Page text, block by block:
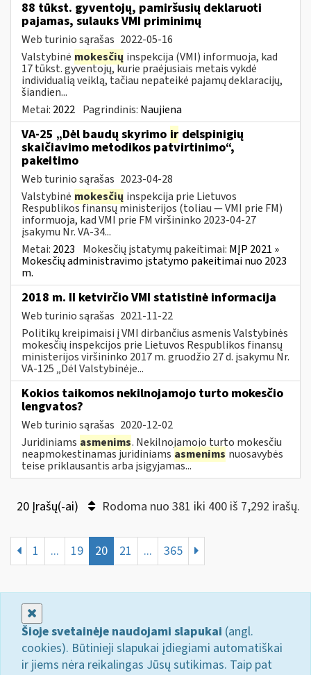
88 tūkst. gyventojų, pamiršusių deklaruoti
pajamas, sulauks VMI priminimų
Web turinio sąrašas 2022-05-16
Valstybinė mokesčių inspekcija (VMI) informuoja, kad
17 tūkst. gyventojų, kurie praėjusiais metais vykdė
individualią veiklą, tačiau nepateikė pajamų deklaracijų,
šiandien...
Metai: 2022 Pagrindinis: Naujiena
VA-25 „Dėl baudų skyrimo ir delspinigių
skaičiavimo metodikos patvirtinimo“,
pakeitimo
Web turinio sąrašas 2023-04-28
Valstybinė mokesčių inspekcija prie Lietuvos
Respublikos finansų ministerijos (toliau ― VMI prie FM)
informuoja, kad VMI prie FM viršininko 2023-04-27
įsakymu Nr. VA-34...
Metai: 2023 Mokesčių įstatymų pakeitimai: MĮP 2021 »
Mokesčių administravimo įstatymo pakeitimai nuo 2023
m.
2018 m. II ketvirčio VMI statistinė informacija
Web turinio sąrašas 2021-11-22
Politikų kreipimaisi į VMI dirbančius asmenis Valstybinės
mokesčių inspekcijos prie Lietuvos Respublikos finansų
ministerijos viršininko 2017 m. gruodžio 27 d. įsakymu Nr.
VA-125 „Dėl Valstybinėje...
Kokios taikomos nekilnojamojo turto mokesčio
lengvatos?
Web turinio sąrašas 2020-12-02
Juridiniams asmenims. Nekilnojamojo turto mokesčiu
neapmokestinamas juridiniams asmenims nuosavybės
teise priklausantis arba įsigyjamas...
20 Įrašų(-ai) Rodoma nuo 381 iki 400 iš 7,292 irašų.
1 ... 19 20 21 ... 365
Šioje svetainėje naudojami slapukai (angl.
cookies). Būtinieji slapukai įdiegiami automatiškai
ir jiems nėra reikalingas Jūsų sutikimas. Taip pat